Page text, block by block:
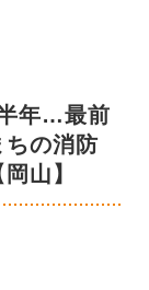
年…最前
ちの消防
山】